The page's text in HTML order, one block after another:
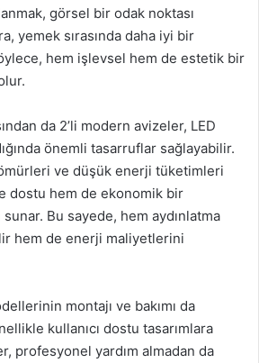
görsel bir odak noktası
yemek sırasında daha iyi bir
hem işlevsel hem de estetik bir
da 2’li modern avizeler, LED
önemli tasarruflar sağlayabilir.
ve düşük enerji tüketimleri
dostu hem de ekonomik bir
Bu sayede, hem aydınlatma
hem de enerji maliyetlerini
montajı ve bakımı da
kullanıcı dostu tasarımlara
profesyonel yardım almadan da